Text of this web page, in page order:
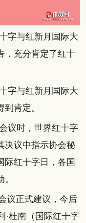
字与红新月国际大
，充分肯定了红十
字与红新月国际大
肯定。
议时，世界红十字
决议中指示协会秘
际红十字日，各国
议正式建议，今后
·杜南（国际红十字